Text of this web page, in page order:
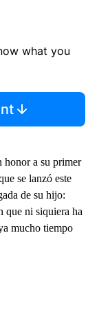
what you
honor a su primer
se lanzó este
de su hijo:
que ni siquiera ha
mucho tiempo